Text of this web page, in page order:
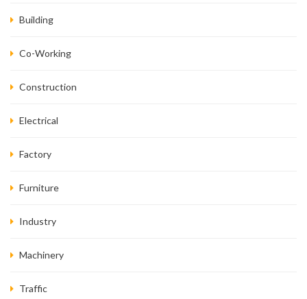
Building
Co-Working
Construction
Electrical
Factory
Furniture
Industry
Machinery
Traffic